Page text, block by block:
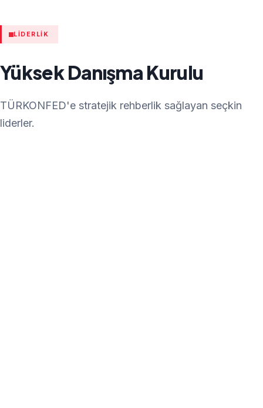
LIDERLIK
Yüksek Danışma Kurulu
TÜRKONFED'e stratejik rehberlik sağlayan seçkin
liderler.